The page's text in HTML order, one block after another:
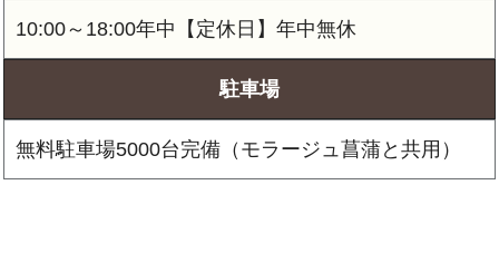
10:00～18:00年中【定休日】年中無休
駐車場
無料駐車場5000台完備（モラージュ菖蒲と共用）